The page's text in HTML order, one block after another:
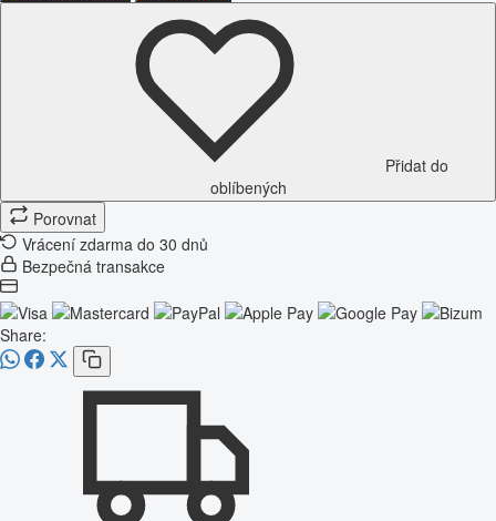
Přidat do
oblíbených
Porovnat
Vrácení zdarma do 30 dnů
Bezpečná transakce
Share: